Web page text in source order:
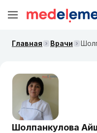
Главная Врачи
Шолпанкулова